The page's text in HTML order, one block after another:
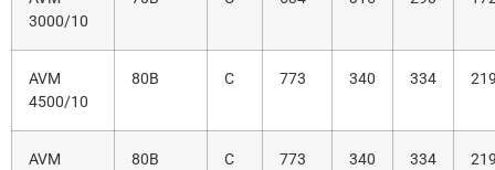
3000/10
AVM
4500/10
80B C 773 340 334
AVM
80B C 773 340 334